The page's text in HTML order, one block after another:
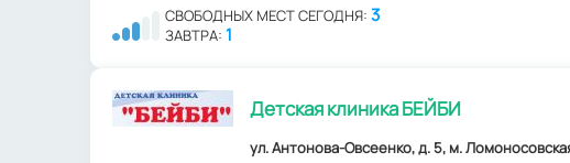
СВОБОДНЫХ МЕСТ СЕГОДНЯ: 3
ЗАВТРА: 1
Детская клиника БЕЙБИ
ул. Антонова-Овсеенко, д. 5, м.